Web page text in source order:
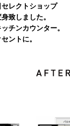
レクトショップ
致しました。
チンカウンター。
ントに。